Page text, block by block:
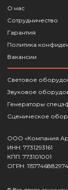
О нас
Сотрудничество
Гарантия
Политика
Вакансии
Световое
Звуковое
Генераторы
Сценическое
ООО «Компания
ИНН: 7731293161
КПП: 773101001
ОГРН: 1157746882974